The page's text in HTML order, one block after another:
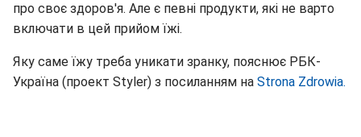
про своє здоров'я. Але є певні продукти, які не варто
включати в цей прийом їжі.
Яку саме їжу треба уникати зранку, пояснює РБК-
Україна (проект Styler) з посиланням на Strona Zdrowia.